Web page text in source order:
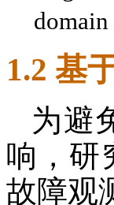
1.2 基
为避
响，研
故障观